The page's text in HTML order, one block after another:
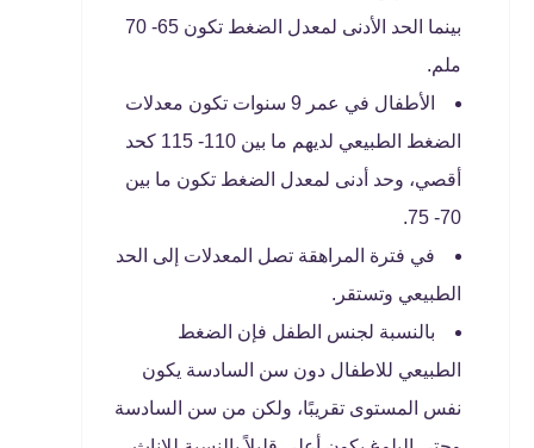
بينما الحد الأدنى لمعدل الضغط تكون 65- 70
ملم.
الأطفال في عمر 9 سنوات تكون معدلات
الضغط الطبيعي لديهم ما بين 110- 115 كحد
أقصي، وحد أدنى لمعدل الضغط تكون ما بين
70- 75.
في فترة المراهقة تصل المعدلات إلى الحد
الطبيعي وتستقر.
بالنسبة لجنس الطفل فإن الضغط
الطبيعي للاطفال دون سن السادسة يكون
نفس المستوى تقريبًا، ولكن من سن السادسة